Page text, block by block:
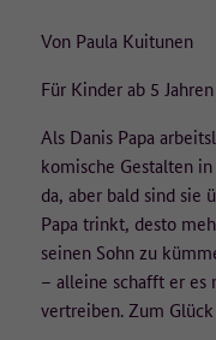
Von Paula Kuitunen
Für Kinder ab 5 Jahren
Als Danis Papa
komische Gestalten
da, aber bald sind sie
Papa trinkt, desto
seinen Sohn zu
– alleine schafft er es
vertreiben. Zum